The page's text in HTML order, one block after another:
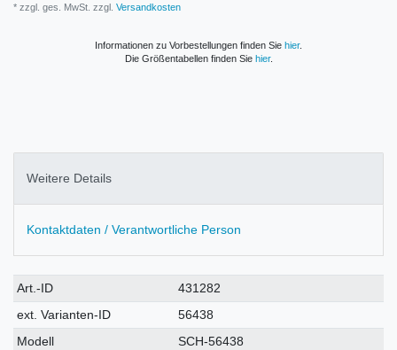
* zzgl. ges. MwSt. zzgl. Versandkosten
Informationen zu Vorbestellungen finden Sie hier.
Die Größentabellen finden Sie hier.
Weitere Details
Kontaktdaten / Verantwortliche Person
Technisches
Merkmal
Wert
Art.-ID
431282
ext. Varianten-ID
56438
Modell
SCH-56438